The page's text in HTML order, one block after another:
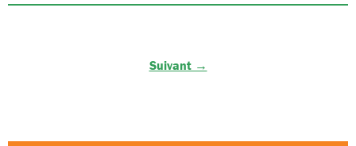
Suivant →